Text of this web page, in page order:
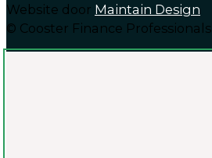
Website door Maintain Design
© Cooster Finance Professionals